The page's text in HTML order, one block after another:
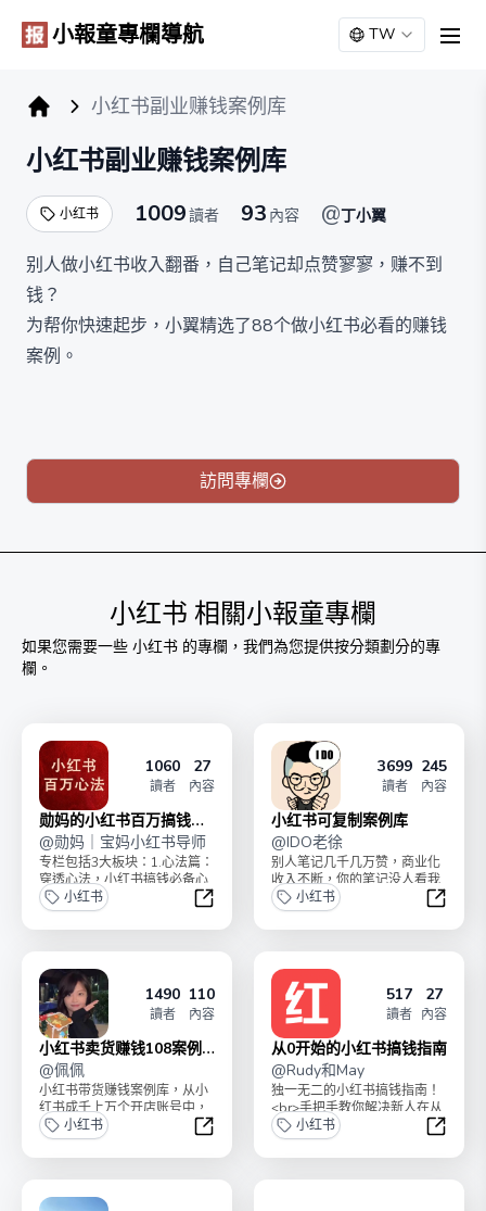
小報童專欄導航 TW
小红书副业赚钱案例库
小红书副业赚钱案例库
小红书 1009讀者 93 內容 @丁小翼
别人做小红书收入翻番，自己笔记却点赞寥寥，赚不到
钱？
为帮你快速起步，小翼精选了88个做小红书必看的赚钱
案例。
3、简单易执行，适用于各个行业，可对号入座。
原价199元，限时39元！随人数涨价。 已全部更新完
截图，送4重福利！
作者：丁小翼，小红书1年涨粉10W+，变现6位数，全
网20万读者。
訪問專欄
小红书 相關小報童專欄
如果您需要一些 小红书 的專欄，我們為您提供按分類劃分的專
欄。
1060
讀者
27
內容
勋妈的小红书百万搞钱心
法
@勋妈｜宝妈小红书导师
专栏包括3大板块：1.心法篇：
穿透心法，小红书搞钱必备心
法20篇2.认知篇：重塑认知，
自媒体变现核心...
小红书
勋妈的小红书百万搞钱心法
3699
讀者
245
內容
小红书可复制案例库
@IDO老徐
别人笔记几千几万赞，商业化
收入不断，你的笔记没人看我
是IDO老徐，帮你手工精选了
220 个小红书可...
小红书
小红
1490
讀者
110
內容
小红书卖货赚钱108案例
库
@佩佩
小红书带货赚钱案例库，从小
红书成千上万个开店账号中，
手动拆解108个小红书开店赚
钱的真实案例。近8万...
小红书
小红书卖货赚钱108案例库
517
讀者
27
內容
从0开始的小红书搞钱指南
@Rudy和May
独一无二的小红书搞钱指南！
<br>手把手教你解决新人在从
0到1的阶段，最容易卡住的那
些问题：1. 了...
小红书
从0开